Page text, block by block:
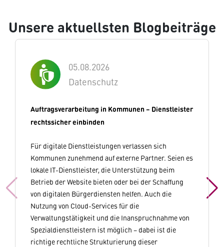
Unsere aktuellsten Blogbeiträge
05.08.2026
Datenschutz
Auftragsverarbeitung in Kommunen – Dienstleister
rechtssicher einbinden
Für digitale Dienstleistungen verlassen sich
Kommunen zunehmend auf externe Partner. Seien es
lokale IT-Dienstleister, die Unterstützung beim
Betrieb der Website bieten oder bei der Schaffung
von digitalen Bürgerdiensten helfen. Auch die
Nutzung von Cloud-Services für die
Verwaltungstätigkeit und die Inanspruchnahme von
Spezialdienstleistern ist möglich – dabei ist die
richtige rechtliche Strukturierung dieser